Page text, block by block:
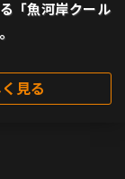
「魚河岸クール
見る